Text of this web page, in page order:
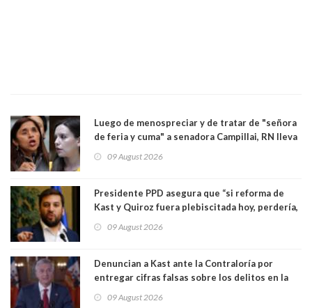
Luego de menospreciar y de tratar de "señora
de feria y cuma" a senadora Campillai, RN lleva
09 August 2026
Presidente PPD asegura que “si reforma de
Kast y Quiroz fuera plebiscitada hoy, perdería,
a favor de la oposición, sería una victoria de la
09 August 2026
Denuncian a Kast ante la Contraloría por
entregar cifras falsas sobre los delitos en la
09 August 2026